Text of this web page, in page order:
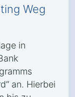
Weg
in
an. Hierbei